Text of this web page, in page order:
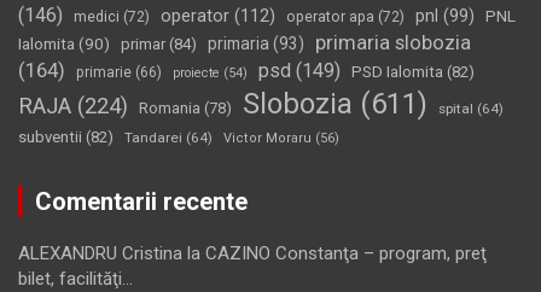
(146)
medici (72) operator (112) operator apa (72) pnl (99)
PNL
Ialomita (90) primar(84) primaria (93)
primaria slobozia
(164)
primarie (66) proiecte (54) psd (149) PSD Ialomita (82)
RAJA (224) Romania (78) Slobozia (611) spital (64)
subventii (82) Tandarei (64) Victor Moraru (56)
Comentarii recente
ALEXANDRU Cristina la CAZINO Constanţa – program, preţ
bilet, facilităţi…